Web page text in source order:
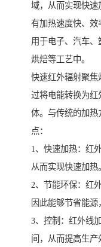
域，从而实现快速
有加热速度快、效
用于电子、汽车、
烘焙等工艺中。
快速红外辐射聚焦
过将电能转换为红
体。与传统的加热
点：
1、快速加热：红
从而实现快速加热。
2、节能环保：红
因此能够节省能源
3、控制：红外线
间，从而提高生产